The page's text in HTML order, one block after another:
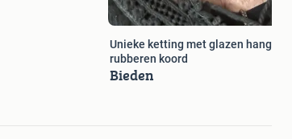
Unieke ketting met glazen hanger en
rubberen koord
Bieden